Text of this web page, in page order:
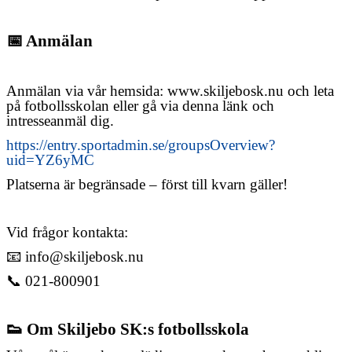
📅 Anmälan
Anmälan via vår hemsida: www.skiljebosk.nu och leta
på fotbollsskolan eller gå via denna länk och
intresseanmäl dig.
https://entry.sportadmin.se/groupsOverview?
uid=YZ6yMC
Platserna är begränsade – först till kvarn gäller!
Vid frågor kontakta:
📧 info@skiljebosk.nu
📞 021-800901
👟 Om Skiljebo SK:s fotbollsskola